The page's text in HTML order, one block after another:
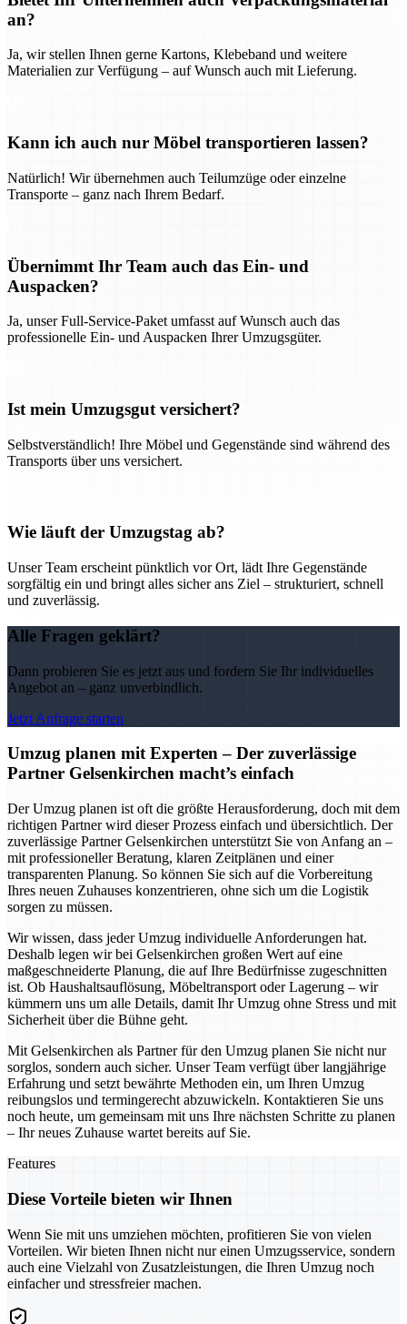
an?
Ja, wir stellen Ihnen gerne Kartons, Klebeband und weitere
Materialien zur Verfügung – auf Wunsch auch mit Lieferung.
Kann ich auch nur Möbel transportieren lassen?
Natürlich! Wir übernehmen auch Teilumzüge oder einzelne
Transporte – ganz nach Ihrem Bedarf.
Übernimmt Ihr Team auch das Ein- und
Auspacken?
Ja, unser Full-Service-Paket umfasst auf Wunsch auch das
professionelle Ein- und Auspacken Ihrer Umzugsgüter.
Ist mein Umzugsgut versichert?
Selbstverständlich! Ihre Möbel und Gegenstände sind während des
Transports über uns versichert.
Wie läuft der Umzugstag ab?
Unser Team erscheint pünktlich vor Ort, lädt Ihre Gegenstände
sorgfältig ein und bringt alles sicher ans Ziel – strukturiert, schnell
und zuverlässig.
Alle Fragen geklärt?
Dann probieren Sie es jetzt aus und fordern Sie Ihr individuelles
Angebot an – ganz unverbindlich.
Jetzt Anfrage starten
Umzug planen mit Experten – Der zuverlässige
Partner Gelsenkirchen macht’s einfach
Der Umzug planen ist oft die größte Herausforderung, doch mit dem
richtigen Partner wird dieser Prozess einfach und übersichtlich. Der
zuverlässige Partner Gelsenkirchen unterstützt Sie von Anfang an –
mit professioneller Beratung, klaren Zeitplänen und einer
transparenten Planung. So können Sie sich auf die Vorbereitung
Ihres neuen Zuhauses konzentrieren, ohne sich um die Logistik
sorgen zu müssen.
Wir wissen, dass jeder Umzug individuelle Anforderungen hat.
Deshalb legen wir bei Gelsenkirchen großen Wert auf eine
maßgeschneiderte Planung, die auf Ihre Bedürfnisse zugeschnitten
ist. Ob Haushaltsauflösung, Möbeltransport oder Lagerung – wir
kümmern uns um alle Details, damit Ihr Umzug ohne Stress und mit
Sicherheit über die Bühne geht.
Mit Gelsenkirchen als Partner für den Umzug planen Sie nicht nur
sorglos, sondern auch sicher. Unser Team verfügt über langjährige
Erfahrung und setzt bewährte Methoden ein, um Ihren Umzug
reibungslos und termingerecht abzuwickeln. Kontaktieren Sie uns
noch heute, um gemeinsam mit uns Ihre nächsten Schritte zu planen
– Ihr neues Zuhause wartet bereits auf Sie.
Features
Diese Vorteile bieten wir Ihnen
Wenn Sie mit uns umziehen möchten, profitieren Sie von vielen
Vorteilen. Wir bieten Ihnen nicht nur einen Umzugsservice, sondern
auch eine Vielzahl von Zusatzleistungen, die Ihren Umzug noch
einfacher und stressfreier machen.